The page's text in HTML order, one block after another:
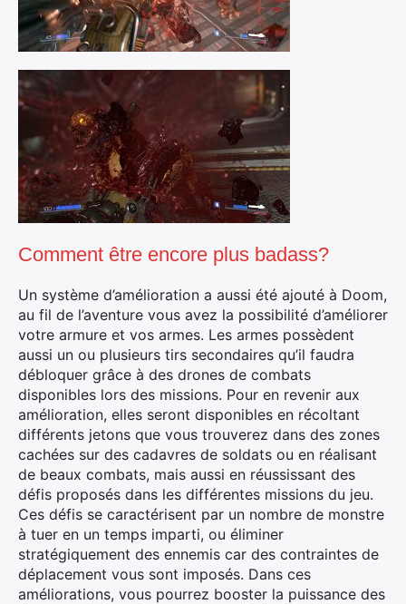
Comment être encore plus badass?
Un système d’amélioration a aussi été ajouté à Doom,
au fil de l’aventure vous avez la possibilité d’améliorer
votre armure et vos armes. Les armes possèdent
aussi un ou plusieurs tirs secondaires qu’il faudra
débloquer grâce à des drones de combats
disponibles lors des missions. Pour en revenir aux
amélioration, elles seront disponibles en récoltant
différents jetons que vous trouverez dans des zones
cachées sur des cadavres de soldats ou en réalisant
de beaux combats, mais aussi en réussissant des
défis proposés dans les différentes missions du jeu.
Ces défis se caractérisent par un nombre de monstre
à tuer en un temps imparti, ou éliminer
stratégiquement des ennemis car des contraintes de
déplacement vous sont imposés. Dans ces
améliorations, vous pourrez booster la puissance des